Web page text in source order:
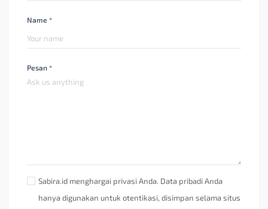
Name *
Pesan *
Sabira.id menghargai privasi Anda. Data pribadi Anda
hanya digunakan untuk otentikasi, disimpan selama situs